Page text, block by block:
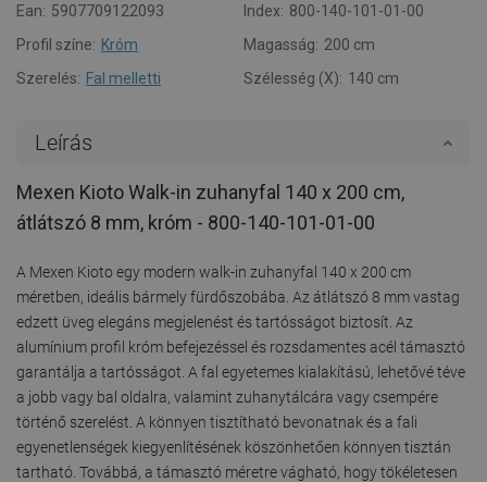
Ean: 5907709122093 Index: 800-140-101-01-00
Profil színe: Króm Magasság: 200 cm
Szerelés: Fal melletti Szélesség (X): 140 cm
Leírás
Mexen Kioto Walk-in zuhanyfal 140 x 200 cm,
átlátszó 8 mm, króm - 800-140-101-01-00
A Mexen Kioto egy modern walk-in zuhanyfal 140 x 200 cm
méretben, ideális bármely fürdőszobába. Az átlátszó 8 mm vastag
edzett üveg elegáns megjelenést és tartósságot biztosít. Az
alumínium profil króm befejezéssel és rozsdamentes acél támasztó
garantálja a tartósságot. A fal egyetemes kialakítású, lehetővé téve
a jobb vagy bal oldalra, valamint zuhanytálcára vagy csempére
történő szerelést. A könnyen tisztítható bevonatnak és a fali
egyenetlenségek kiegyenlítésének köszönhetően könnyen tisztán
tartható. Továbbá, a támasztó méretre vágható, hogy tökéletesen